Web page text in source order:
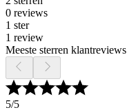
0 reviews
1 ster
1 review
Meeste sterren klantreviews
5/5